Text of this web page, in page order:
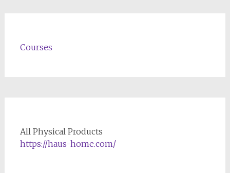
Courses
All Physical Products
https://haus-home.com/